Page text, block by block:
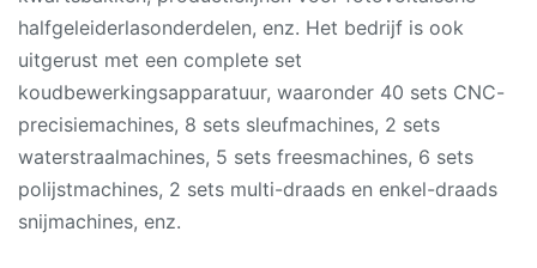
halfgeleiderlasonderdelen, enz. Het bedrijf is ook
uitgerust met een complete set
koudbewerkingsapparatuur, waaronder 40 sets CNC-
precisiemachines, 8 sets sleufmachines, 2 sets
waterstraalmachines, 5 sets freesmachines, 6 sets
polijstmachines, 2 sets multi-draads en enkel-draads
snijmachines, enz.